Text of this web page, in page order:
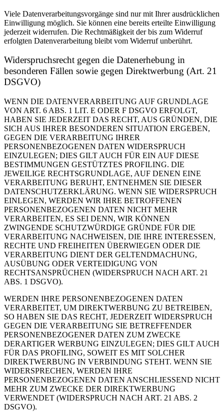
Viele Datenverarbeitungsvorgänge sind nur mit Ihrer ausdrücklichen
Einwilligung möglich. Sie können eine bereits erteilte Einwilligung
jederzeit widerrufen. Die Rechtmäßigkeit der bis zum Widerruf
erfolgten Datenverarbeitung bleibt vom Widerruf unberührt.
Widerspruchsrecht gegen die Datenerhebung in
besonderen Fällen sowie gegen Direktwerbung (Art. 21
DSGVO)
WENN DIE DATENVERARBEITUNG AUF GRUNDLAGE
VON ART. 6 ABS. 1 LIT. E ODER F DSGVO ERFOLGT,
HABEN SIE JEDERZEIT DAS RECHT, AUS GRÜNDEN, DIE
SICH AUS IHRER BESONDEREN SITUATION ERGEBEN,
GEGEN DIE VERARBEITUNG IHRER
PERSONENBEZOGENEN DATEN WIDERSPRUCH
EINZULEGEN; DIES GILT AUCH FÜR EIN AUF DIESE
BESTIMMUNGEN GESTÜTZTES PROFILING. DIE
JEWEILIGE RECHTSGRUNDLAGE, AUF DENEN EINE
VERARBEITUNG BERUHT, ENTNEHMEN SIE DIESER
DATENSCHUTZERKLÄRUNG. WENN SIE WIDERSPRUCH
EINLEGEN, WERDEN WIR IHRE BETROFFENEN
PERSONENBEZOGENEN DATEN NICHT MEHR
VERARBEITEN, ES SEI DENN, WIR KÖNNEN
ZWINGENDE SCHUTZWÜRDIGE GRÜNDE FÜR DIE
VERARBEITUNG NACHWEISEN, DIE IHRE INTERESSEN,
RECHTE UND FREIHEITEN ÜBERWIEGEN ODER DIE
VERARBEITUNG DIENT DER GELTENDMACHUNG,
AUSÜBUNG ODER VERTEIDIGUNG VON
RECHTSANSPRÜCHEN (WIDERSPRUCH NACH ART. 21
ABS. 1 DSGVO).
WERDEN IHRE PERSONENBEZOGENEN DATEN
VERARBEITET, UM DIREKTWERBUNG ZU BETREIBEN,
SO HABEN SIE DAS RECHT, JEDERZEIT WIDERSPRUCH
GEGEN DIE VERARBEITUNG SIE BETREFFENDER
PERSONENBEZOGENER DATEN ZUM ZWECKE
DERARTIGER WERBUNG EINZULEGEN; DIES GILT AUCH
FÜR DAS PROFILING, SOWEIT ES MIT SOLCHER
DIREKTWERBUNG IN VERBINDUNG STEHT. WENN SIE
WIDERSPRECHEN, WERDEN IHRE
PERSONENBEZOGENEN DATEN ANSCHLIESSEND NICHT
MEHR ZUM ZWECKE DER DIREKTWERBUNG
VERWENDET (WIDERSPRUCH NACH ART. 21 ABS. 2
DSGVO).